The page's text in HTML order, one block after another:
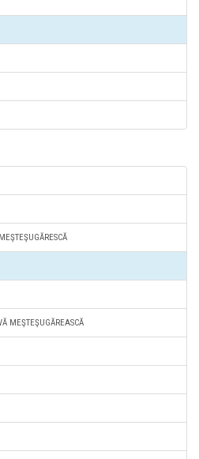
MEŞTEŞUGĂREASCĂ